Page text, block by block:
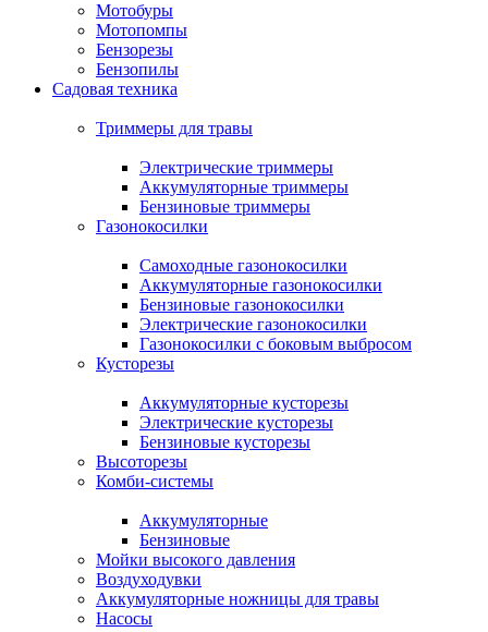
Мотобуры
Мотопомпы
Бензорезы
Бензопилы
Садовая техника
Триммеры для травы
Электрические триммеры
Аккумуляторные триммеры
Бензиновые триммеры
Газонокосилки
Самоходные газонокосилки
Аккумуляторные газонокосилки
Бензиновые газонокосилки
Электрические газонокосилки
Газонокосилки с боковым выбросом
Кусторезы
Аккумуляторные кусторезы
Электрические кусторезы
Бензиновые кусторезы
Высоторезы
Комби-системы
Аккумуляторные
Бензиновые
Мойки высокого давления
Воздуходувки
Аккумуляторные ножницы для травы
Насосы